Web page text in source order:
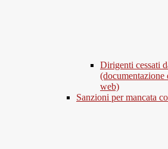
Dirigenti cessati
(documentazione
web)
Sanzioni per mancata